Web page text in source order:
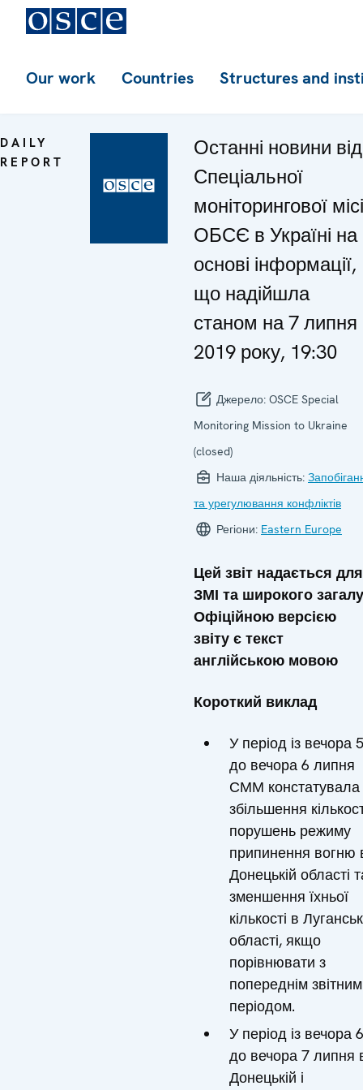
Our work Countries Structures and
DAILY
REPORT
Останні новини від
Спеціальної
моніторингової
ОБСЄ в Україні на
основі інформації,
що надійшла
станом на 7 липня
2019 року, 19:30
Джерело: OSCE Special
Monitoring Mission to Ukraine
(closed)
Наша діяльність:
та урегулювання конфліктів
Регіони: Eastern Europe
Цей звіт надається для
ЗМІ та широкого
Офіційною версією
звіту є текст
англійською мовою
Короткий виклад
У період із вечора 5
до вечора 6 липня
СММ констатувала
збільшення
порушень режиму
припинення вогню
Донецькій області
зменшення їхньої
кількості в
області, якщо
порівнювати з
попереднім звітним
періодом.
У період із вечора 6
до вечора 7 липня
Донецькій і